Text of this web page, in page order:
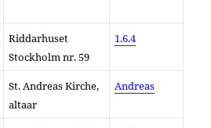
Riddarhuset
Stockholm nr. 59
1.6.4
St. Andreas Kirche,
altaar
Andreas